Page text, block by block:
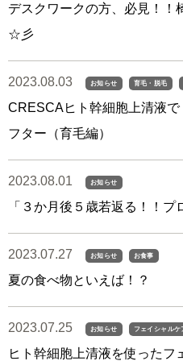
デスクワークの方、必見！！
☆彡
2023.08.03 お知らせ 育毛・脱毛
CRESCAヒト幹細胞上清液
フター（育毛編）
2023.08.01 お知らせ
「３か月後５歳若返る！！プ
2023.07.27 お知らせ お食事
夏の食べ物といえば！？
2023.07.25 お知らせ フェイシャルケ
ヒト幹細胞上清液を使った